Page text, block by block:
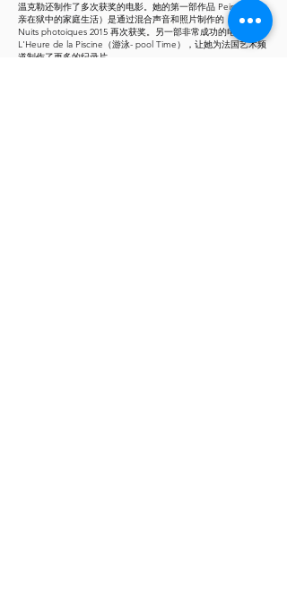
温克勒还制作了多次获奖的电影。她的第一部作品 Peines（父
亲在狱中的家庭生活）是通过混合声音和照片制作的，最近在
Nuits photoiques 2015 再次获奖。另一部非常成功的电影
L'Heure de la Piscine（游泳- pool Time），让她为法国艺术频
道制作了更多的纪录片。